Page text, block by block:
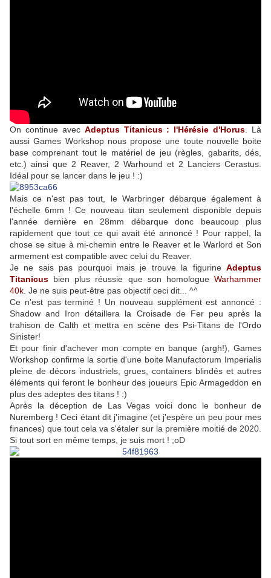
On continue avec Adeptus Titanicus : l'Hérésie d'Horus . Là
aussi Games Workshop nous propose une toute nouvelle boite
base comprenant tout le matériel de jeu (règles, gabarits, dés,
etc.) ainsi que 2 Reaver, 2 Warhound et 2 Lanciers Cerastus.
Idéal pour se lancer dans le jeu ! :)
Mais ce n'est pas tout, le Warbringer débarque également à
l'échelle 6mm ! Ce nouveau titan seulement disponible depuis
l'année dernière en 28mm débarque donc beaucoup plus
rapidement que tout ce qui avait été annoncé ! Pour rappel, la
chose se situe à mi-chemin entre le Reaver et le Warlord et Son
armement est compatible avec celui du Reaver.
Je ne sais pas pourquoi mais je trouve la figurine Adeptus
Titanicus bien plus réussie que son homologue Warhammer
40k . Je ne suis peut-être pas objectif ceci dit... ^^
Ce n'est pas terminé ! Un nouveau supplément est annoncé :
Shadow and Iron détaillera la Croisade de Fer peu après la
trahison de Calth et mettra en scène des Psi-Titans de l'Ordo
Sinister!
Et pour finir d'achever mon compte en banque (argh!), Games
Workshop confirme la sortie d'une boite Manufactorum Imperialis
pleine de décors industriels, grues, containers blindés et autres
éléments qui feront le bonheur des joueurs Epic Armageddon en
plus des adeptes des titans ! :)
Après la déception de Las Vegas voici donc le bonheur de
Nuremberg ! Ceci étant dit j'imagine (et j'espère un peu pour mes
finances) que tout cela va s'étaler sur la première moitié de 2020.
Si tout sort en même temps, je suis mort ! ;oD